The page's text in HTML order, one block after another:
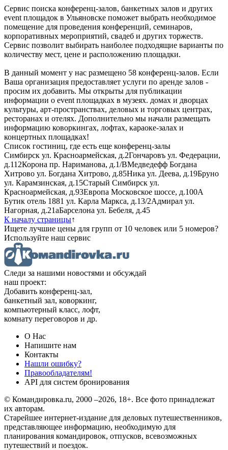
Сервис поиска конференц-залов, банкетных залов и других
event площадок в Ульяновске поможет выбрать необходимое
помещение для проведения конференций, семинаров,
корпоративных мероприятий, свадеб и других торжеств.
Сервис позволит выбирать наиболее подходящие варианты по
количеству мест, цене и расположению площадки.
В данный момент у нас размещено 58 конференц-залов. Если
Ваша организация предоставляет услуги по аренде залов -
просим их добавить. Мы открыты для публикации
информации о event площадках в музеях. домах и дворцах
культуры, арт-пространствах, деловых и торговых центрах,
ресторанах и отелях. Дополнительно мы начали размещать
информацию коворкингах, лофтах, караоке-залах и
концертных площадках!
Список гостиниц, где есть еще конференц-залы
Симбирск ул. Красноармейская, д.2Гончаровъ ул. Федерации,
д.112Корона пр. Нариманова, д.1/ВМедведефф Богдана
Хитрово ул. Богдана Хитрово, д.85Ника ул. Деева, д.19Бруно
ул. Карамзинская, д.15Старый Симбирск ул.
Красноармейская, д.93Европа Московское шоссе, д.100А
Бутик отель 1881 ул. Карла Маркса, д.13/2Адмирал ул.
Нагорная, д.21аБарселона ул. Бебеля, д.45
К началу страницы↑
Ищете лучшие цены для групп от 10 человек или 5 номеров?
Используйте наш сервис
Следи за нашими новостями и обсуждай
наш проект:
Добавить конференц-зал,
банкетный зал, коворкинг,
компьютерный класс, лофт,
комнату переговоров и др.
О Нас
Напишите нам
Контакты
Нашли ошибку?
Правообладателям!
API для систем бронирования
© Командировка.ru, 2000 –2026, 18+. Все фото принадлежат
их авторам.
Старейшее интернет-издание для деловых путешественников,
представляющее информацию, необходимую для
планирования командировок, отпусков, всевозможных
путешествий и поездок.